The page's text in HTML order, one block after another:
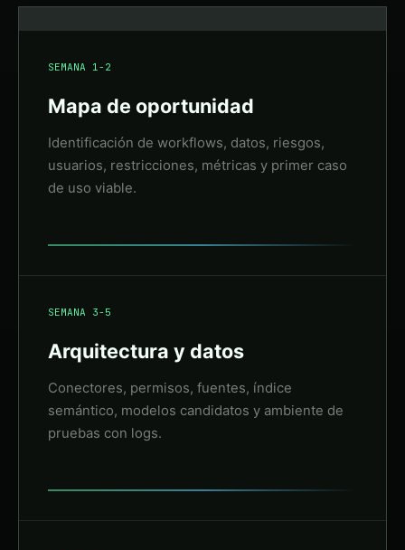
SEMANA 1-2
Mapa de oportunidad
Identificación de workflows, datos, riesgos,
usuarios, restricciones, métricas y primer caso
de uso viable.
SEMANA 3-5
Arquitectura y datos
Conectores, permisos, fuentes, índice
semántico, modelos candidatos y ambiente de
pruebas con logs.